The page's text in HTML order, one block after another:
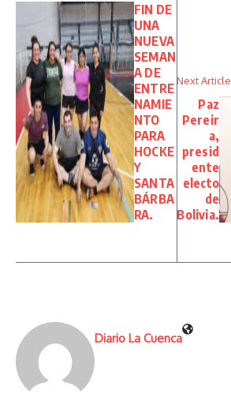
FIN DE
UNA
NUEVA
SEMAN
A DE
ENTRE
NAMIE
NTO
PARA
HOCKE
Y
SANTA
BÁRBA
RA.
Next Article
Paz
Pereir
a,
presid
ente
electo
de
Bolivia.
Diario La Cuenca